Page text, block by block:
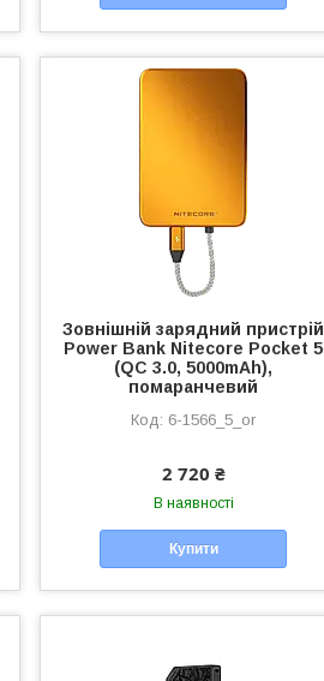
Зовнішній зарядний пристрій
Power Bank Nitecore Pocket 5
(QC 3.0, 5000mAh),
помаранчевий
6-1566_5_or
2 720 ₴
В наявності
Купити